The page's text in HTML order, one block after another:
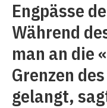
Engpässe
Während
man an die
Grenzen
gelangt,